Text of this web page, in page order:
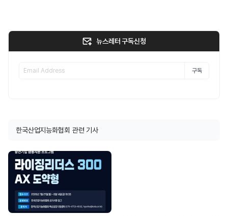
뉴스레터 구독신청
구독
한국산업지능화협회 관련 기사